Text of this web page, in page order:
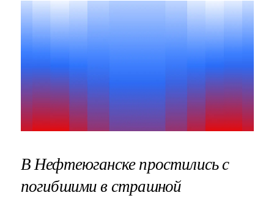
В Нефтеюганске простились с
погибшими в страшной